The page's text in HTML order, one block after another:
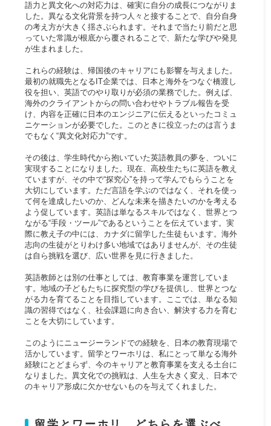
語力と異文化への対応力は、確実に自分の成長につながりま
した。異なる文化背景を持つ人々と接することで、自分自身
の考え方が大きく揺さぶられます。それまで当たり前だと思
っていた常識が根底から覆されることで、新たな学びや発見
が生まれました。
これらの経験は、帰国後のキャリアにも影響を与えました。
最初の就職先となるIT企業では、日本と海外をつなぐ橋渡し
役を担い、英語でのやり取りが必須の業務でした。例えば、
海外のクライアントからの問い合わせやトラブル報告を受
け、内容を正確に日本のエンジニアに伝えるといったコミュ
ニケーションが必要でした。このときに役立ったのは言うま
でもなく“異文化対応力”です。
その後は、学生時代から抱いていた英語教員の夢を、ついに
実現することになりました。現在、高校生たちに英語を教え
ていますが、その中で“探究心”を持って学んでもらうことを
大切にしています。ただ言語を学ぶのではなく、それを使っ
て何を達成したいのか、どんな未来を描きたいのかを考える
よう促しています。英語は単なるスキルではなく、世界とつ
ながる“手段・ツール”であるということを伝えています。実
際に教え子の中には、カナダに留学した生徒もいます。海外
志向の生徒がとりわけ多い地域ではありませんが、その生徒
は自ら挑戦を選び、広い世界を見に行きました。
英語教師とは別の仕事としては、教育事業を運営していま
す。地域の子どもたちに探究型の学びを提供し、世界とつな
がる力を育てることを目指しています。ここでは、単なる知
識の習得ではなく、社会課題に向き合い、解決する力を育む
ことを大切にしています。
このようにニュージーランドでの経験を、日本の教育現場で
活かしています。留学とワーホリは、私にとって単なる海外
経験にとどまらず、今のキャリアと教育事業を支える土台に
なりました。異文化での挑戦は、人生を大きく変え、日本で
のキャリア形成に欠かせないものを与えてくれました。